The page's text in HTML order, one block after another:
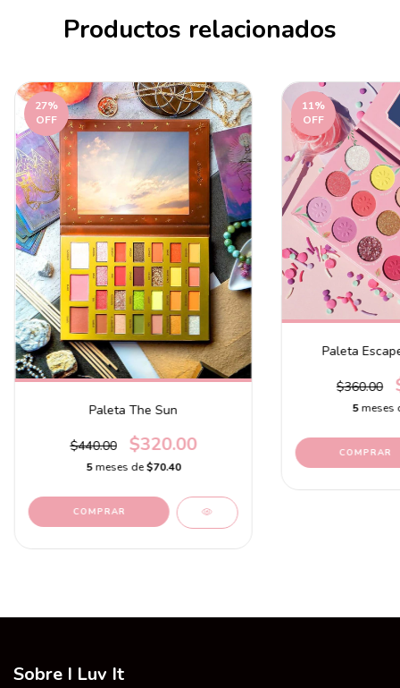
Productos relacionados
27%
OFF
Paleta The Sun
$440.00 $320.00
5 meses de$70.40
11%
OFF
Paleta
$360.00
5meses
Sobre I Luv It